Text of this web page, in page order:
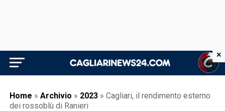
Home » Archivio » 2023 » Cagliari, il rendimento esterno
dei rossoblù di Ranieri
×